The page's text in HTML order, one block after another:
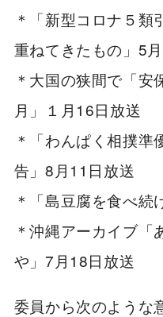
＊「新型コロナ５
重ねてきたもの」5
＊大国の狭間で「
月」１月16日放送
＊「わんぱく相撲
告」8月11日放送
＊「島豆腐を食べ
＊沖縄アーカイブ「
や」7月18日放送
委員から次のような